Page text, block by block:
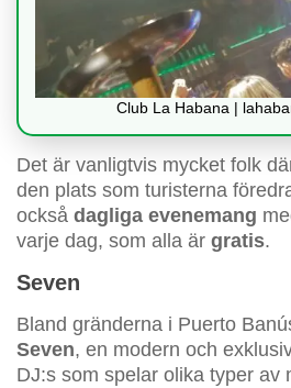
Club La Habana |
Det är vanligtvis mycket folk
den plats som turisterna
också dagliga evenemang
varje dag, som alla är gratis.
Seven
Bland gränderna i Puerto
Seven, en modern och
DJ:s som spelar olika typer av